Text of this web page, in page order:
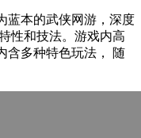
蓝本的武侠网游，深度
性和技法。游戏内高
含多种特色玩法， 随